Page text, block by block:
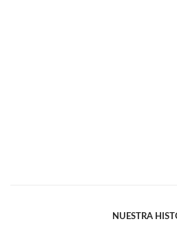
NUESTRA